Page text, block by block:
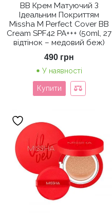
ВВ Крем Матуючий З
Ідеальним Покриттям
Missha M Perfect Cover BB
Cream SPF42 PA+++ (50ml, 27
відтінок – медовий беж)
490 грн
У наявності
Купити